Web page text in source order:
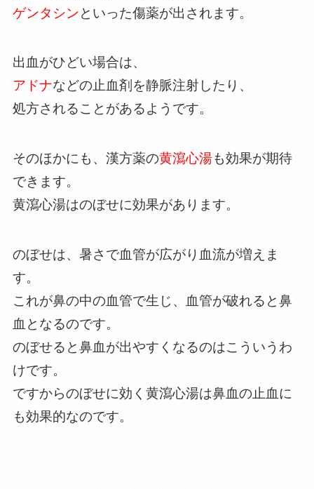
ゲンタシンといった傷薬が出されます。
出血がひどい場合は、
アドナなどの止血剤を静脈注射したり、
処方されることがあるようです。
そのほかにも、漢方薬の黄瀉心湯も効果が期待
できます。
黄瀉心湯はのぼせに効果があります。
のぼせは、暑さで血管が広がり血流が増えま
す。
これが鼻の中の血管で生じ、血管が破れると鼻
血となるのです。
のぼせると鼻血が出やすくなるのはこういうわ
けです。
ですからのぼせに効く黄瀉心湯は鼻血の止血に
も効果的なのです。